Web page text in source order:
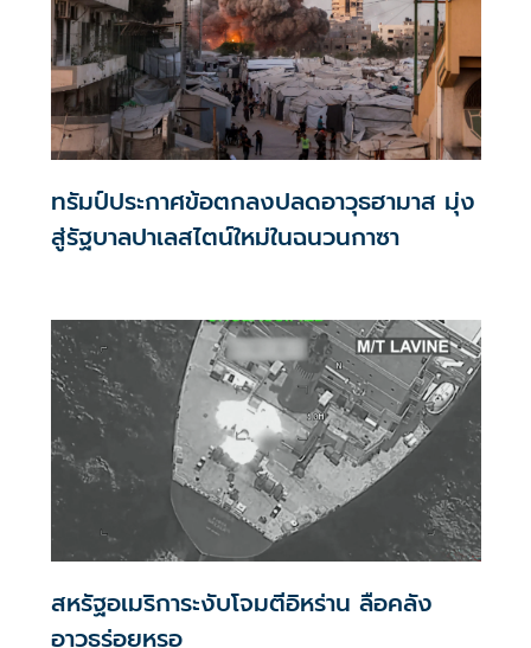
ทรัมป์ประกาศข้อตกลงปลดอาวุธฮามาส มุ่ง
สู่รัฐบาลปาเลสไตน์ใหม่ในฉนวนกาซา
สหรัฐอเมริการะงับโจมตีอิหร่าน ลือคลัง
อาวุธร่อยหรอ